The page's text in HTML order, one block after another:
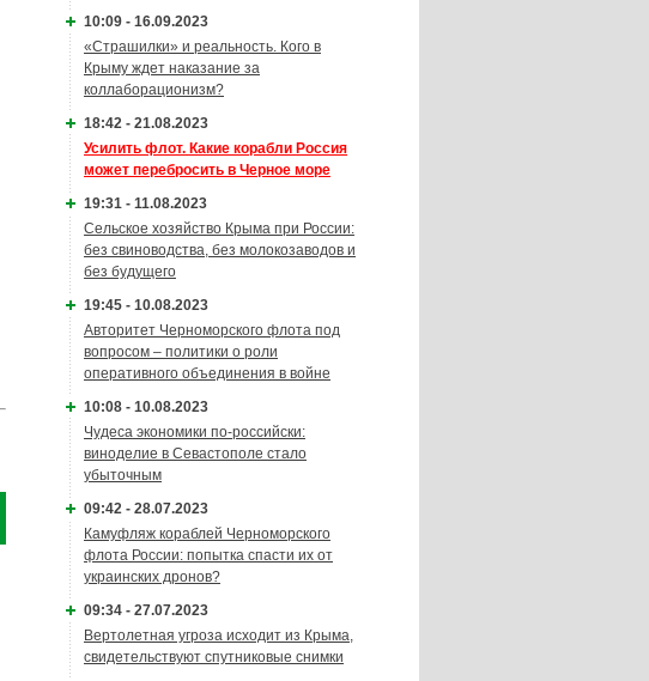
10:09 - 16.09.2023
«Страшилки» и реальность. Кого в
Крыму ждет наказание за
коллаборационизм?
18:42 - 21.08.2023
Усилить флот. Какие корабли Россия
может перебросить в Черное море
19:31 - 11.08.2023
Сельское хозяйство Крыма при России:
без свиноводства, без молокозаводов и
без будущего
19:45 - 10.08.2023
Авторитет Черноморского флота под
вопросом – политики о роли
оперативного объединения в войне
10:08 - 10.08.2023
Чудеса экономики по-российски:
виноделие в Севастополе стало
убыточным
09:42 - 28.07.2023
Камуфляж кораблей Черноморского
флота России: попытка спасти их от
украинских дронов?
09:34 - 27.07.2023
Вертолетная угроза исходит из Крыма,
свидетельствуют спутниковые снимки